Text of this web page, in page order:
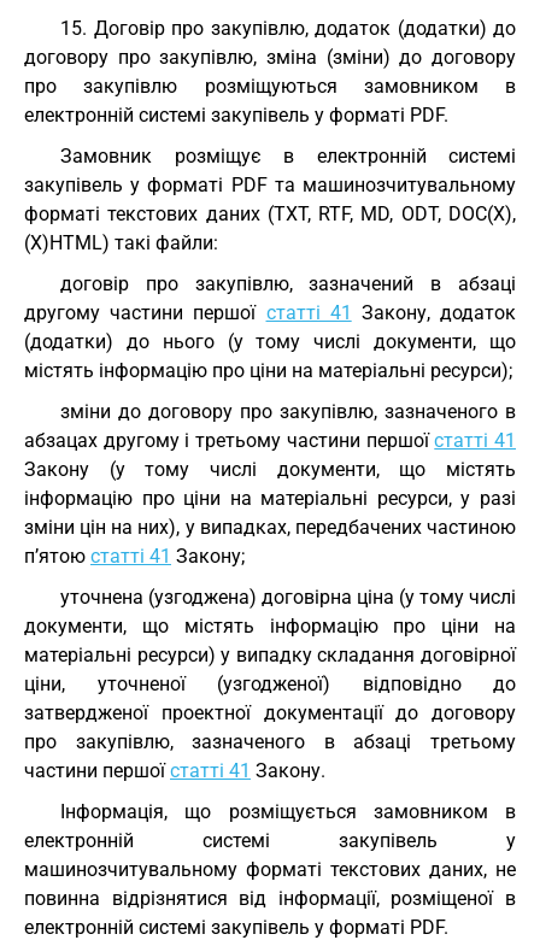
15. Договір про закупівлю, додаток (додатки) до
договору про закупівлю, зміна (зміни) до договору
про закупівлю розміщуються замовником в
електронній системі закупівель у форматі PDF.
Замовник розміщує в електронній системі
закупівель у форматі PDF та машинозчитувальному
форматі текстових даних (TXT, RTF, MD, ODT, DOC(X),
(X)HTML) такі файли:
договір про закупівлю, зазначений в абзаці
другому частини першої статті 41 Закону, додаток
(додатки) до нього (у тому числі документи, що
містять інформацію про ціни на матеріальні ресурси);
зміни до договору про закупівлю, зазначеного в
абзацах другому і третьому частини першоїстатті 41
Закону (у тому числі документи, що містять
інформацію про ціни на матеріальні ресурси, у разі
зміни цін на них), у випадках, передбачених частиною
п’ятою статті 41 Закону;
уточнена (узгоджена) договірна ціна (у тому числі
документи, що містять інформацію про ціни на
матеріальні ресурси) у випадку складання договірної
ціни, уточненої (узгодженої) відповідно до
затвердженої проектної документації до договору
про закупівлю, зазначеного в абзаці третьому
частини першоїстатті 41 Закону.
Інформація, що розміщується замовником в
електронній системі закупівель у
машинозчитувальному форматі текстових даних, не
повинна відрізнятися від інформації, розміщеної в
електронній системі закупівель у форматі PDF.